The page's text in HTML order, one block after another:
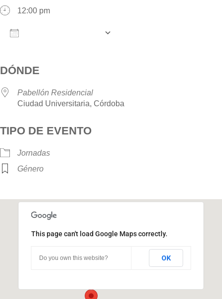
12:00 pm
DÓNDE
Pabellón Residencial
Ciudad Universitaria, Córdoba
TIPO DE EVENTO
Jornadas
Género
This page can't load Google Maps correctly.
Do you own this website? OK